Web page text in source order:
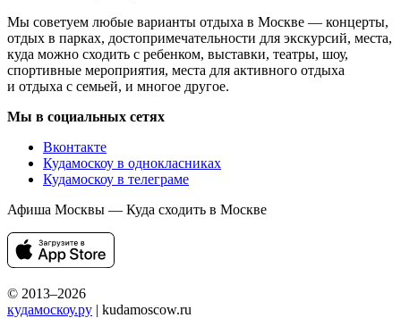
Мы советуем любые варианты отдыха в Москве — концерты,
отдых в парках, достопримечательности для экскурсий, места,
куда можно сходить с ребенком, выставки, театры, шоу,
спортивные мероприятия, места для активного отдыха
и отдыха с семьей, и многое другое.
Мы в социальных сетях
Вконтакте
Кудамоскоу в однокласниках
Кудамоскоу в телеграме
Афиша Москвы — Куда сходить в Москве
© 2013–2026
кудамоскоу.ру | kudamoscow.ru